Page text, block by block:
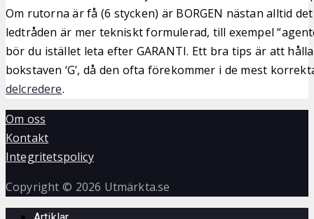
Om rutorna är få (6 stycken) är BORGEN nästan alltid
ledtråden är mer tekniskt formulerad, till exempel
bör du istället leta efter GARANTI. Ett bra tips är att
bokstaven ‘G’, då den ofta förekommer i de mest
delcredere.
Om oss
Kontakt
Integritetspolicy
Copyright © 2026 Utmärkta.se